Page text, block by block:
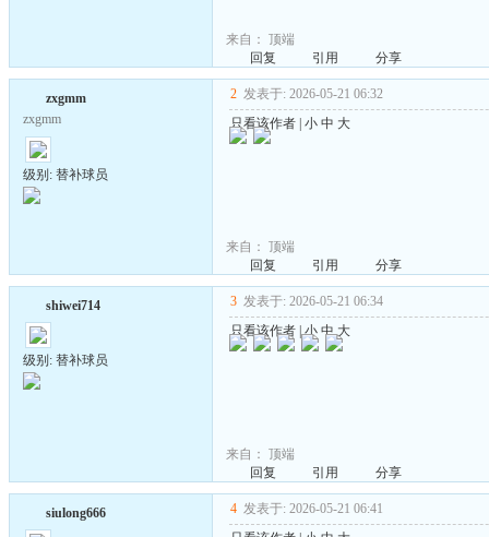
来自： 顶端
回复
引用 分享
zxgmm
zxgmm
级别: 替补球员
2 发表于: 2026-05-21 06:32
只看该作者 小 中 大
来自： 顶端
回复
引用 分享
shiwei714
级别: 替补球员
3 发表于: 2026-05-21 06:34
只看该作者 |小 中 大
来自： 顶端
回复
引用 分享
siulong666 4 发表于: 2026-05-21 06:41